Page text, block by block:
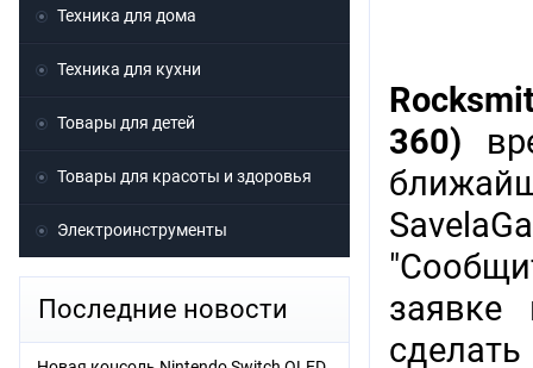
360)
Техника для дома
Техника для кухни
Товары для детей
Товары для красоты и здоровья
Электроинструменты
Последние новости